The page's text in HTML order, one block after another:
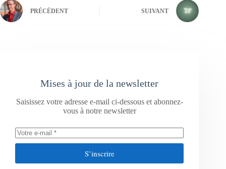
PRÉCÉDENT SUIVANT
Mises à jour de la newsletter
Saisissez votre adresse e-mail ci-dessous et abonnez-
vous à notre newsletter
S’inscrire